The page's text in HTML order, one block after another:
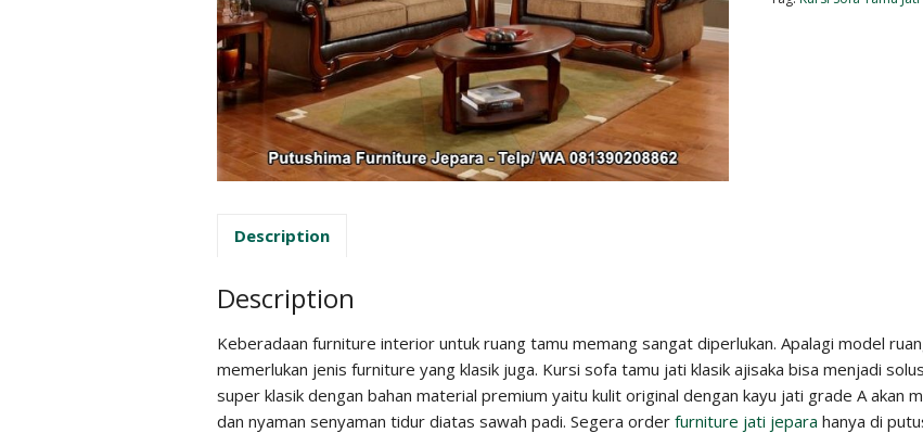
Description
Description
Keberadaan furniture interior untuk ruang tamu memang sangat diperlukan. Apalagi model
memerlukan jenis furniture yang klasik juga. Kursi sofa tamu jati klasik ajisaka bisa menjadi
super klasik dengan bahan material premium yaitu kulit original dengan kayu jati grade A akan
dan nyaman senyaman tidur diatas sawah padi. Segera order furniture jati jepara hanya di